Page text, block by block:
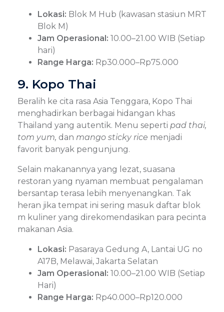
Lokasi: Blok M Hub (kawasan stasiun MRT
Blok M)
Jam Operasional: 10.00–21.00 WIB (Setiap
hari)
Range Harga: Rp30.000–Rp75.000
9. Kopo Thai
Beralih ke cita rasa Asia Tenggara, Kopo Thai
menghadirkan berbagai hidangan khas
Thailand yang autentik. Menu seperti pad thai,
tom yum, dan mango sticky rice menjadi
favorit banyak pengunjung.
Selain makanannya yang lezat, suasana
restoran yang nyaman membuat pengalaman
bersantap terasa lebih menyenangkan. Tak
heran jika tempat ini sering masuk daftar blok
m kuliner yang direkomendasikan para pecinta
makanan Asia.
Lokasi: Pasaraya Gedung A, Lantai UG no
A17B, Melawai, Jakarta Selatan
Jam Operasional: 10.00–21.00 WIB (Setiap
Hari)
Range Harga: Rp40.000–Rp120.000